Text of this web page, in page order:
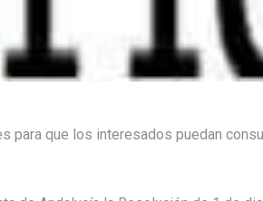
para que los interesados puedan